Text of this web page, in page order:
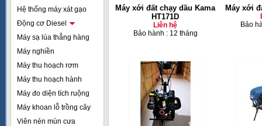
Hệ thống máy xát gạo
Động cơ Diesel
Máy sạ lúa thẳng hàng
Máy nghiền
Máy thu hoạch rơm
Máy thu hoạch hành
Máy đo diện tích ruộng
Máy khoan lỗ trồng cây
Viên nén mùn cưa
Máy xới đất chạy dầu Kama
HT171D
Liên hệ
Bảo hành : 12 tháng
Máy xới
Bảo